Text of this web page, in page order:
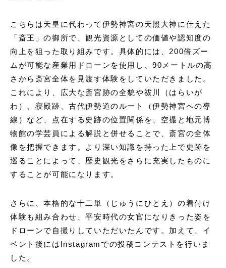
こちらは天皇に代わって伊勢神宮の天照大神に仕えた
「斎王」の御所で、観光資源としての価値や認知度の
向上を狙った取り組みです。具体的には、200倍ズー
ムが可能な産業用ドローンを使用し、90メートルの高
さから斎宮全体を見渡す体験をしていただきました。
これにより、広大な斎宮跡の全貌や祓川（はらいが
わ）、寝殿跡、古代伊勢道のルート（伊勢神宮への導
線）など、点在する史跡の位置関係を、空撮と地元博
物館の学芸員による解説と併せることで、斎宮の全体
像を把握できます。より深い知識を持った上で史跡を
巡ることによって、歴史観光をさらに充実したものに
することが可能になります。
さらに、本格的な十二単（じゅうにひとえ）の着付け
体験も組み合わせ、平安時代の女官になりきった姿を
ドローンで自撮りしていただいたんです。加えて、イ
ベント後にはInstagramでの投稿コンテストを行いま
した。